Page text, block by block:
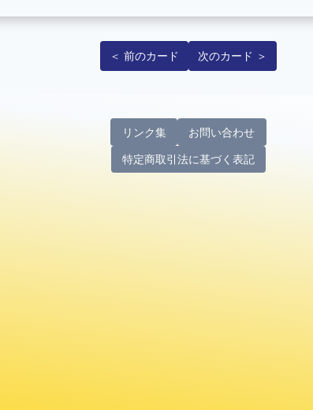
＜ 前のカード 次のカード ＞
リンク集 お問い合わせ
特定商取引法に基づく表記